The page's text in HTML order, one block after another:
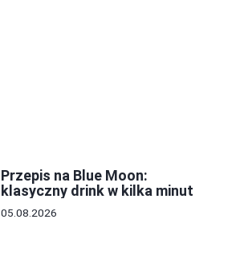
Przepis na Blue Moon:
klasyczny drink w kilka minut
05.08.2026